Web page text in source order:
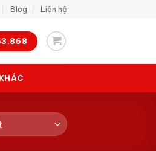
Blog Liên hệ